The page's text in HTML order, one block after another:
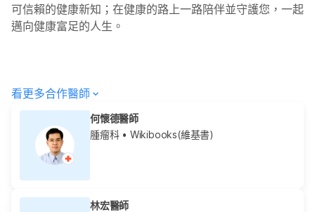
可信賴的健康新知；在健康的路上一路陪伴並守護您，一起
邁向健康富足的人生。
看更多合作醫師
何懷德醫師
腫瘤科• Wikibooks(維基書)
林宏醫師